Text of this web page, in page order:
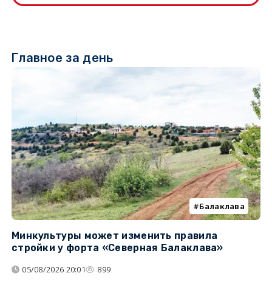
Главное за день
Балаклава
Минкультуры может изменить правила
стройки у форта «Северная Балаклава»
05/08/2026 20:01 899